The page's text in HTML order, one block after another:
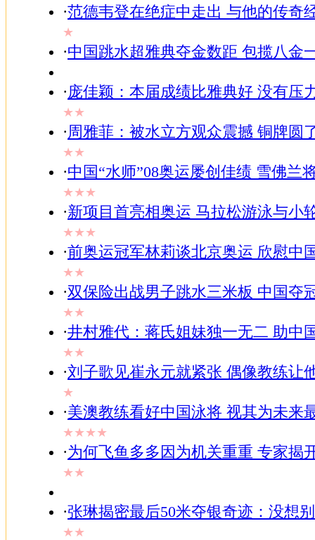
·范德韦登在绝症中走出 与他的传奇
★
·中国跳水超雅典夺金数距 包揽八金
·庞佳颖：本届成绩比雅典好 没有压
★★
·周雅菲：被水立方观众震撼 铜牌圆
★★
·中国“水师”08奥运屡创佳绩 雪佛兰
★★★
·新项目首亮相奥运 马拉松游泳与小
★★★
·前奥运冠军林莉谈北京奥运 欣慰中
★★
·双保险出战男子跳水三米板 中国夺
★★
·井村雅代：蒋氏姐妹独一无二 助中
★★
·刘子歌见崔永元就紧张 偶像教练让
★
·美澳教练看好中国泳将 视其为未来
★★★★
·为何飞鱼多多因为机关重重 专家揭
★★
·张琳揭密最后50米夺银奇迹：没想
★★